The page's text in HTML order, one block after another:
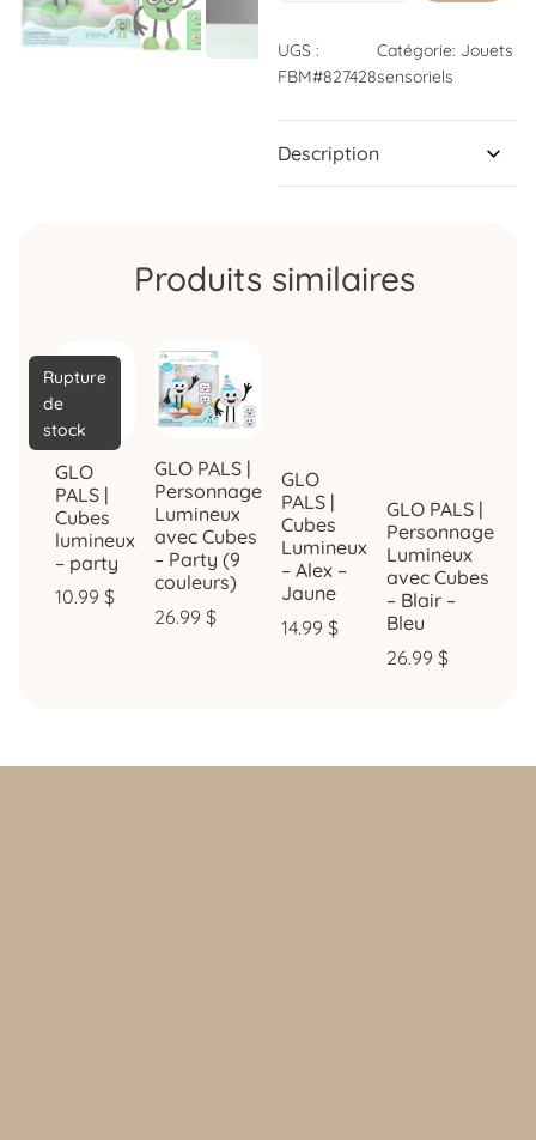
UGS :
FBM#827428
Catégorie: Jouets
sensoriels
Description
Produits similaires
Rupture
de
stock
GLO
PALS |
Cubes
lumineux
– party
10.99 $
GLO PALS |
Personnage
Lumineux
avec Cubes
– Party (9
couleurs)
26.99 $
GLO
PALS |
Cubes
Lumineux
– Alex –
Jaune
14.99 $
GLO PALS |
Personnage
Lumineux
avec Cubes
– Blair –
Bleu
26.99 $